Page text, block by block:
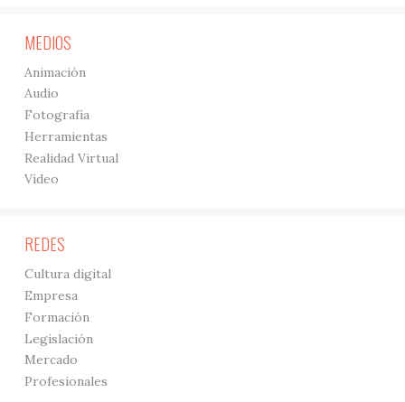
MEDIOS
Animación
Audio
Fotografía
Herramientas
Realidad Virtual
Vídeo
REDES
Cultura digital
Empresa
Formación
Legislación
Mercado
Profesionales